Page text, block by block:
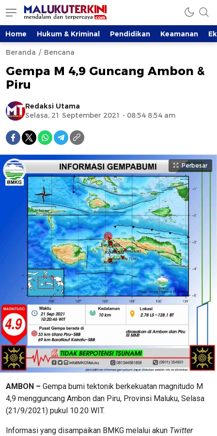
Home Hukum & Kriminal Pendidikan Keamanan
Beranda Bencana
Gempa M 4,9 Guncang Ambon &
Piru
Redaksi Utama
Selasa, 21 September 2021 - 08:54 8:54 am
Perbesar
AMBON – Gempa bumi tektonik berkekuatan magnitudo M
4,9 mengguncang Ambon dan Piru, Provinsi Maluku, Selasa
(21/9/2021) pukul 10.20 WIT.
Informasi yang disampaikan BMKG melalui akun Twitter